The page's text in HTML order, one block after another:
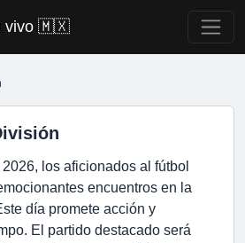
vivo 🇲🇽
los aficionados al fútbol
encuentros en la
día promete acción y
El partido destacado será